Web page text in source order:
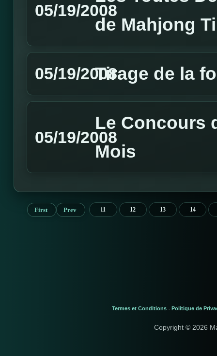
05/19/2008
de Mahjong
05/19/2008Tirage de la
05/19/2008
Le Concours
Mois
First Prev 11 12 13 14
Termes et Conditions - Politique de
Copyright © 2026